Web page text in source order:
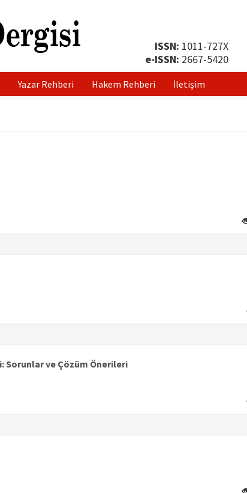
ISSN: 1011-727X
e-ISSN: 2667-5420
Yazar Rehberi Hakem Rehberi İletişim
Sorunlar ve Çözüm Önerileri